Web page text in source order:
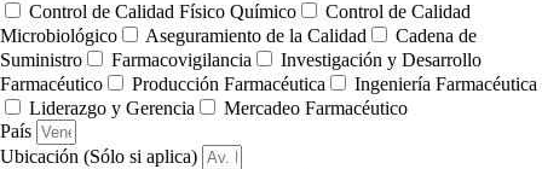
Control de Calidad Físico Químico
Control de Calidad
Microbiológico
Aseguramiento de la Calidad
Cadena de
Suministro
Farmacovigilancia
Investigación y Desarrollo
Farmacéutico
Producción Farmacéutica
Ingeniería Farmacéutica
Liderazgo y Gerencia
Mercadeo Farmacéutico
País
Ubicación (Sólo si aplica)